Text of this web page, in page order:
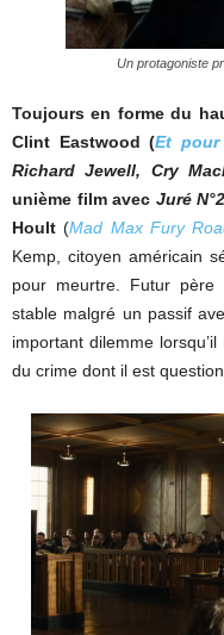
Un protagoniste
Toujours en forme du
Clint Eastwood (Et pour
Richard Jewell, Cry
unième film avec Juré N°2
Hoult (Mad Max Fury
Kemp, citoyen américain
pour meurtre. Futur
stable malgré un passif
important dilemme
du crime dont il est question.